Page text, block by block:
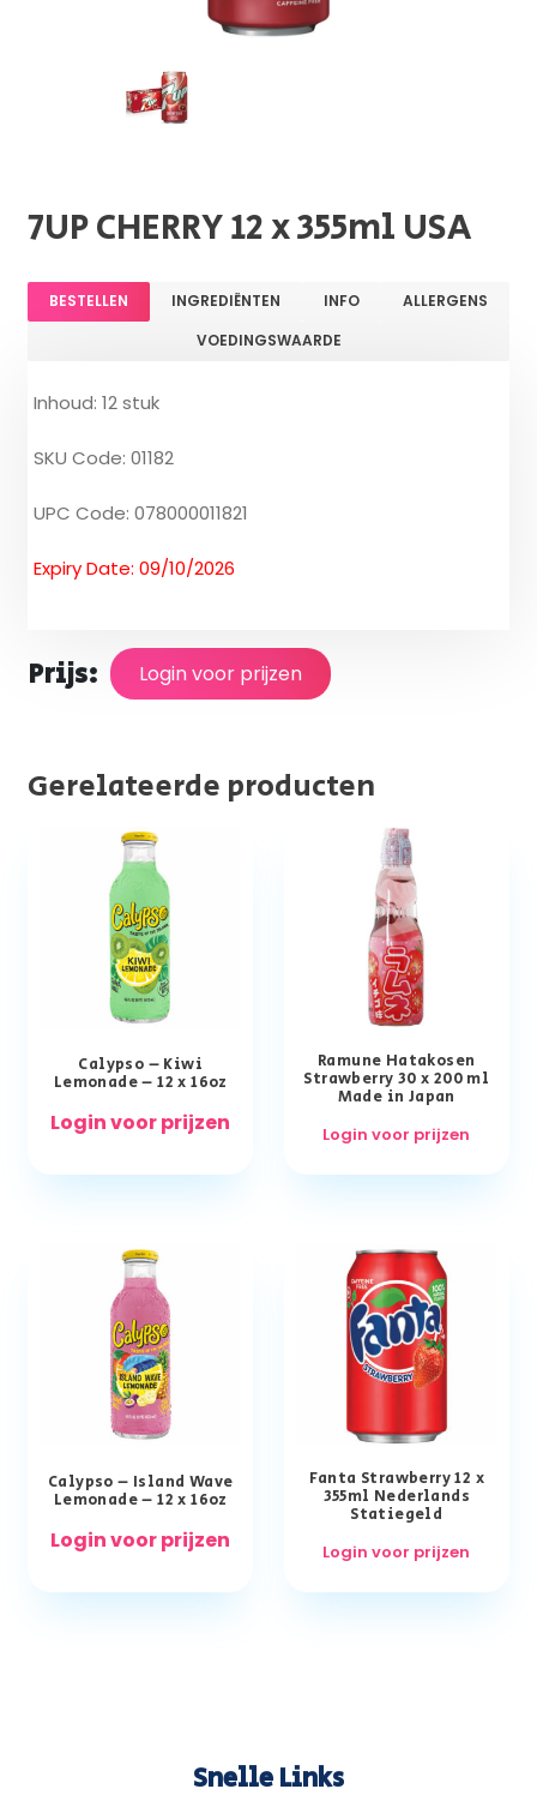
7UP CHERRY 12 x 355ml USA
BESTELLEN INGREDIËNTEN INFO
ALLERGENS
VOEDINGSWAARDE
Inhoud: 12 stuk
SKU Code: 01182
UPC Code: 078000011821
Expiry Date: 09/10/2026
Prijs: Login voor prijzen
Gerelateerde producten
Calypso – Kiwi
Lemonade – 12 x 16oz
Login voor prijzen
Ramune Hatakosen
Strawberry 30 x 200 ml
Made in Japan
Login voor prijzen
Calypso – Island Wave
Lemonade – 12 x 16oz
Login voor prijzen
Fanta Strawberry 12 x
355ml Nederlands
Statiegeld
Login voor prijzen
Snelle Links